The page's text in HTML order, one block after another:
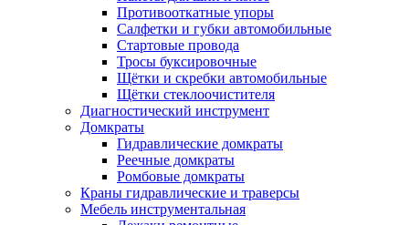
Противооткатные упоры
Салфетки и губки автомобильные
Стартовые провода
Тросы буксировочные
Щётки и скребки автомобильные
Щётки стеклоочистителя
Диагностический инструмент
Домкраты
Гидравлические домкраты
Реечные домкраты
Ромбовые домкраты
Краны гидравлические и траверсы
Мебель инструментальная